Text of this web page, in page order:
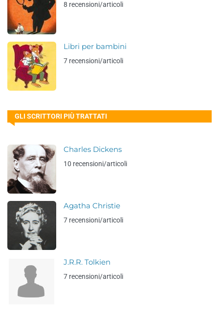
8 recensioni/articoli
Libri per bambini
7 recensioni/articoli
GLI SCRITTORI PIÙ TRATTATI
Charles Dickens
10 recensioni/articoli
Agatha Christie
7 recensioni/articoli
J.R.R. Tolkien
7 recensioni/articoli